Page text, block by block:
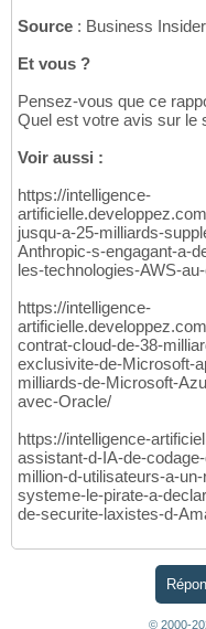
Source : Business Insider
Et vous ?
Pensez-vous que ce
Quel est votre avis sur le
Voir aussi :
https://intelligence-
jusqu-a-25-milliards-
Anthropic-s-engagant-a-
les-technologies-AWS-
https://intelligence-
contrat-cloud-de-38-
exclusivite-de-Microsoft-
milliards-de-Microsoft-
avec-Oracle/
https://intelligence-
assistant-d-IA-de-
million-d-utilisateurs-a-
systeme-le-pirate-a-
de-securite-laxistes-d-
© 2000-